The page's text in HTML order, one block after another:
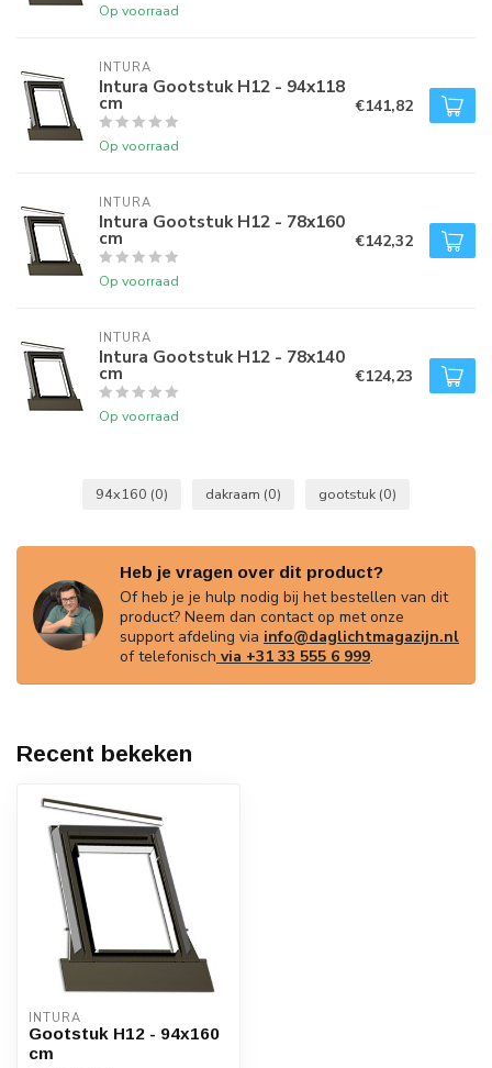
Op voorraad
INTURA
Intura Gootstuk H12 - 94x118
cm
Op voorraad
€141,82
INTURA
Intura Gootstuk H12 - 78x160
cm
Op voorraad
€142,32
INTURA
Intura Gootstuk H12 - 78x140
cm
Op voorraad
€124,23
94x160 (0) dakraam (0) gootstuk (0)
Heb je vragen over dit product?
Of heb je je hulp nodig bij het bestellen van dit
product? Neem dan contact op met onze
support afdeling via info@daglichtmagazijn.nl
of telefonisch via +31 33 555 6 999.
Recent bekeken
INTURA
Gootstuk H12 - 94x160
cm